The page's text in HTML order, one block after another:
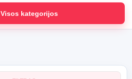
Visos kategorijos